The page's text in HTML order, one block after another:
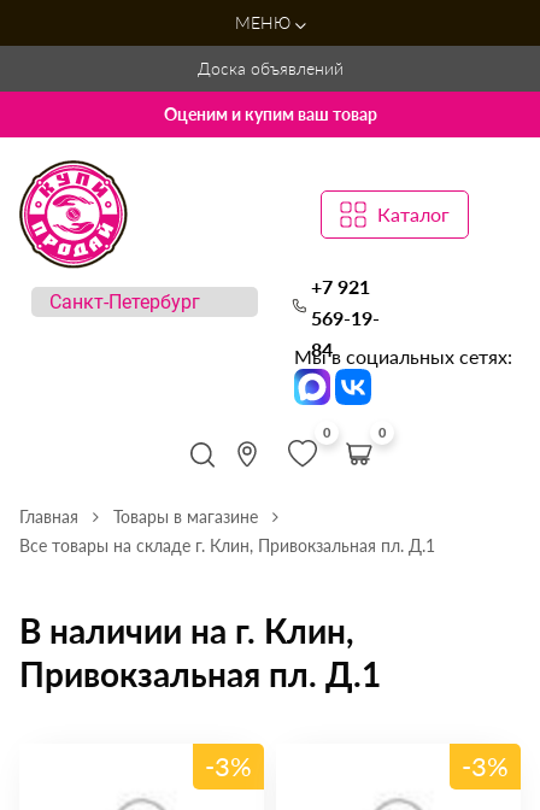
МЕНЮ
Доска объявлений
Оценим и купим ваш товар
Каталог
+7 921
569-19-
84
Мы в социальных сетях:
0 0
Главная
Товары в магазине
Все товары на складе г. Клин, Привокзальная пл. Д.1
В наличии на г. Клин,
Привокзальная пл. Д.1
-3% -3%